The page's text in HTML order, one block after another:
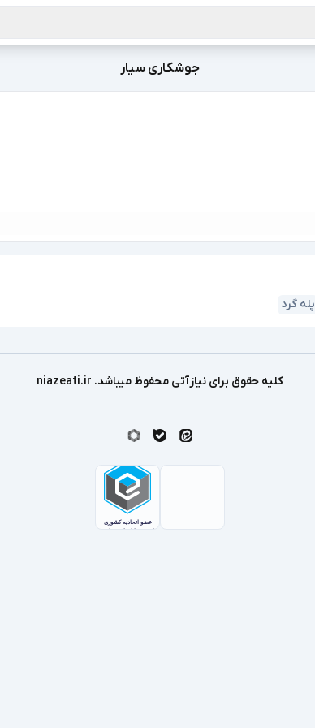
جوشکاری سیار
پله گرد
کلیه حقوق برای نیازآتی محفوظ میباشد. niazeati.ir